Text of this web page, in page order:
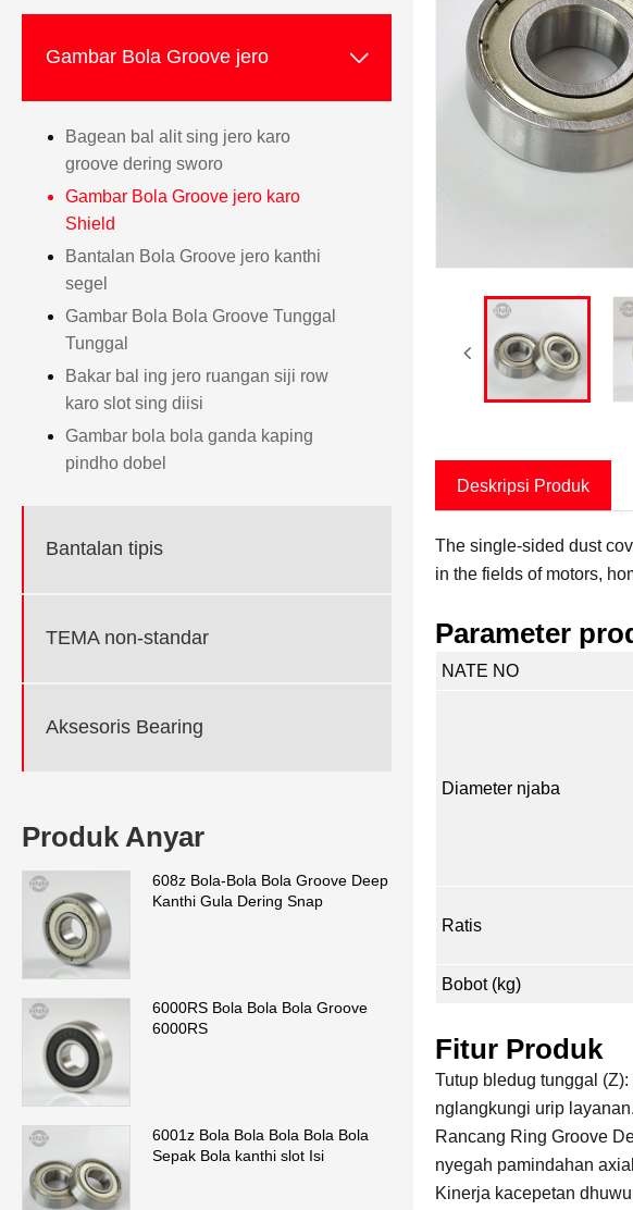
Gambar Bola Groove jero 
Bagean bal alit sing jero karo
groove dering sworo
Gambar Bola Groove jero karo
Shield
Bantalan Bola Groove jero kanthi
segel
Gambar Bola Bola Groove Tunggal
Tunggal
Bakar bal ing jero ruangan siji row
karo slot sing diisi
Gambar bola bola ganda kaping
pindho dobel
Bantalan tipis
TEMA non-standar
Aksesoris Bearing
Produk Anyar
608z Bola-Bola Bola Groove Deep
Kanthi Gula Dering Snap
6000RS Bola Bola Bola Groove
6000RS
6001z Bola Bola Bola Bola Bola
Sepak Bola kanthi slot Isi
Deskripsi Produk
The single-sided dust
in the fields of motors,
Parameter
NATE NO
Diameter njaba
Ratis
Bobot (kg)
Fitur Produk
Tutup bledug tunggal
nglangkungi urip layanan.
Rancang Ring Groove
nyegah pamindahan
Kinerja kacepetan